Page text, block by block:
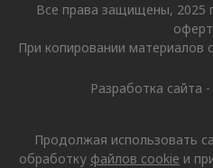
Все права защищены, 2025
При копировании материалов
Разработка сайта -
Продолжая использовать
обработку файлов cookie и